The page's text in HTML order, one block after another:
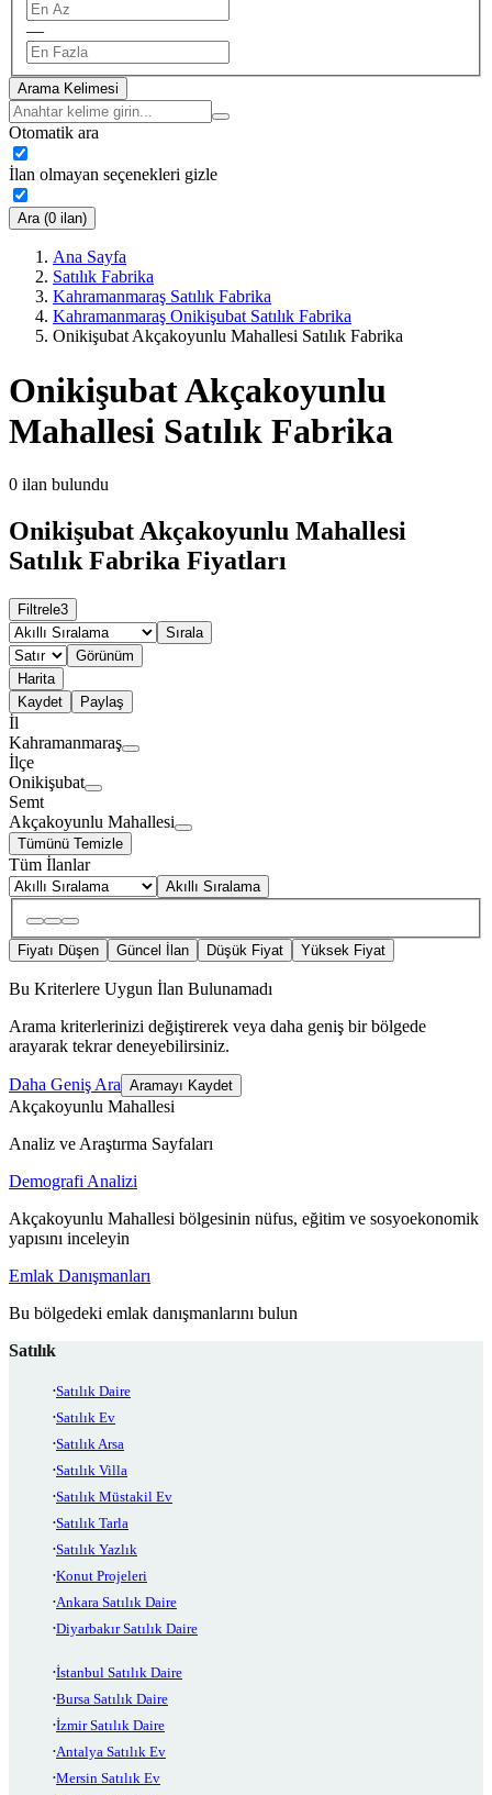
—
Arama Kelimesi
Otomatik ara
İlan olmayan seçenekleri gizle
Ara (0 ilan)
Ana Sayfa
Satılık Fabrika
Kahramanmaraş Satılık Fabrika
Kahramanmaraş Onikişubat Satılık Fabrika
Onikişubat Akçakoyunlu Mahallesi Satılık Fabrika
Onikişubat Akçakoyunlu
Mahallesi Satılık Fabrika
0 ilan bulundu
Onikişubat Akçakoyunlu Mahallesi
Satılık Fabrika Fiyatları
Filtrele3
Sırala
Görünüm
Harita
Kaydet
Paylaş
İl
Kahramanmaraş
İlçe
Onikişubat
Semt
Akçakoyunlu Mahallesi
Tümünü Temizle
Tüm İlanlar
Akıllı Sıralama
Fiyatı Düşen Güncel İlan Düşük Fiyat Yüksek Fiyat
Bu Kriterlere Uygun İlan Bulunamadı
Arama kriterlerinizi değiştirerek veya daha geniş bir bölgede
arayarak tekrar deneyebilirsiniz.
Daha Geniş Ara Aramayı Kaydet
Akçakoyunlu Mahallesi
Analiz ve Araştırma Sayfaları
Demografi Analizi
Akçakoyunlu Mahallesi bölgesinin nüfus, eğitim ve sosyoekonomik
yapısını inceleyin
Emlak Danışmanları
Bu bölgedeki emlak danışmanlarını bulun
Satılık
Satılık Daire
Satılık Ev
Satılık Arsa
Satılık Villa
Satılık Müstakil Ev
Satılık Tarla
Satılık Yazlık
Konut Projeleri
Ankara Satılık Daire
Diyarbakır Satılık Daire
İstanbul Satılık Daire
Bursa Satılık Daire
İzmir Satılık Daire
Antalya Satılık Ev
Mersin Satılık Ev